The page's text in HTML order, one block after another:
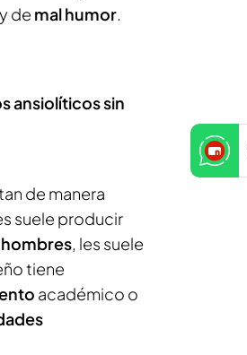
de mal humor.
ansiolíticos sin
de manera
suele producir
hombres, les suele
tiene
académico o